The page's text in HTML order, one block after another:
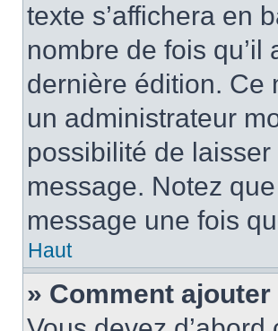
texte s’affichera en
nombre de fois
dernière édition. Ce
un administrateur
possibilité de
message. Notez
message une fois
Haut
» Comment